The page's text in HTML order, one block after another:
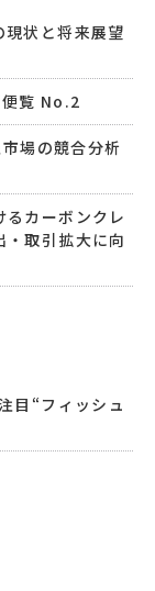
状と将来展望
覧 No.2
場の競合分析
カーボンクレ
取引拡大に向
目“フィッシュ